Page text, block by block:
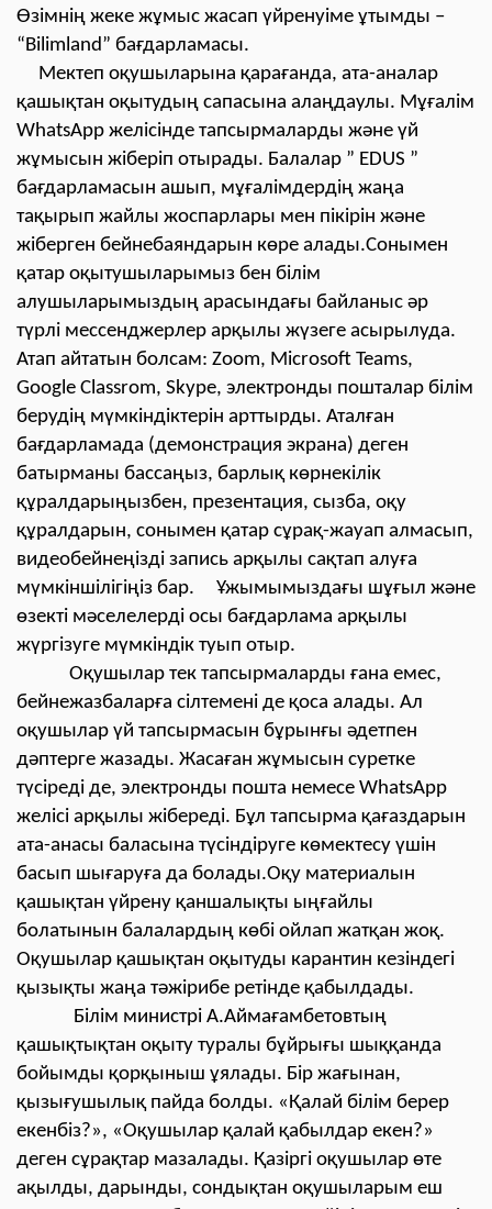
Өзімнің жеке жұмыс жасап үйренуіме ұтымды –
“Bilimland” бағдарламасы.
Мектеп оқушыларына қарағанда, ата-аналар
қашықтан оқытудың сапасына алаңдаулы. Мұғалім
WhatsApp желісінде тапсырмаларды және үй
жұмысын жіберіп отырады. Балалар ” EDUS ”
бағдарламасын ашып, мұғалімдердің жаңа
тақырып жайлы жоспарлары мен пікірін және
жіберген бейнебаяндарын көре алады.Сонымен
қатар оқытушыларымыз бен білім
алушыларымыздың арасындағы байланыс әр
түрлі мессенджерлер арқылы жүзеге асырылуда.
Атап айтатын болсам: Zoom, Microsoft Teams,
Google Classrom, Skype, электронды пошталар білім
берудің мүмкіндіктерін арттырды. Аталған
бағдарламада (демонстрация экрана) деген
батырманы бассаңыз, барлық көрнекілік
құралдарыңызбен, презентация, сызба, оқу
құралдарын, сонымен қатар сұрақ-жауап алмасып,
видеобейнеңізді запись арқылы сақтап алуға
мүмкіншілігіңіз бар. Ұжымымыздағы шұғыл және
өзекті мәселелерді осы бағдарлама арқылы
жүргізуге мүмкіндік туып отыр.
Оқушылар тек тапсырмаларды ғана емес,
бейнежазбаларға сілтемені де қоса алады. Ал
оқушылар үй тапсырмасын бұрынғы әдетпен
дәптерге жазады. Жасаған жұмысын суретке
түсіреді де, электронды пошта немесе WhatsApp
желісі арқылы жібереді. Бұл тапсырма қағаздарын
ата-анасы баласына түсіндіруге көмектесу үшін
басып шығаруға да болады.Оқу материалын
қашықтан үйрену қаншалықты ыңғайлы
болатынын балалардың көбі ойлап жатқан жоқ.
Оқушылар қашықтан оқытуды карантин кезіндегі
қызықты жаңа тәжірибе ретінде қабылдады.
Білім министрі А.Аймағамбетовтың
қашықтықтан оқыту туралы бұйрығы шыққанда
бойымды қорқыныш ұялады. Бір жағынан,
қызығушылық пайда болды. «Қалай білім берер
екенбіз?», «Оқушылар қалай қабылдар екен?»
деген сұрақтар мазалады. Қазіргі оқушылар өте
ақылды, дарынды, сондықтан оқушыларым еш